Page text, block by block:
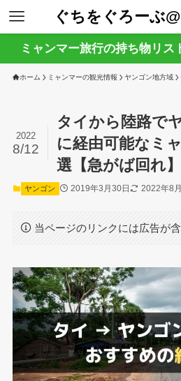
ぐちをぐろーぶ
ミャンマー旅行の持ち物リス
ホーム ミャンマーの観光情報 ヤンゴン地方域
タイから陸路で
に経由可能なミ
選【急がば回れ】
2022
8/12
ヤンゴン 2019年3月30日 2022年8
当ページのリンクには広告が含